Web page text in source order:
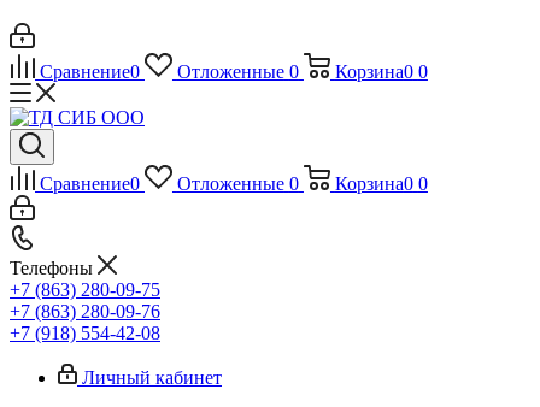
Сравнение0 Отложенные 0 Корзина0 0
Сравнение0 Отложенные 0 Корзина0 0
Телефоны
+7 (863) 280-09-75
+7 (863) 280-09-76
+7 (918) 554-42-08
Личный кабинет